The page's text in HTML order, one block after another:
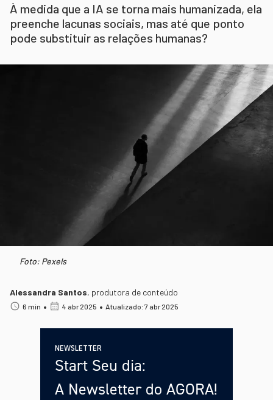
À medida que a IA se torna mais humanizada, ela
preenche lacunas sociais, mas até que ponto
pode substituir as relações humanas?
Foto: Pexels
Alessandra Santos, produtora de conteúdo
6 min • 4 abr 2025 • Atualizado: 7 abr 2025
NEWSLETTER
Start Seu dia:
A Newsletter do AGORA!